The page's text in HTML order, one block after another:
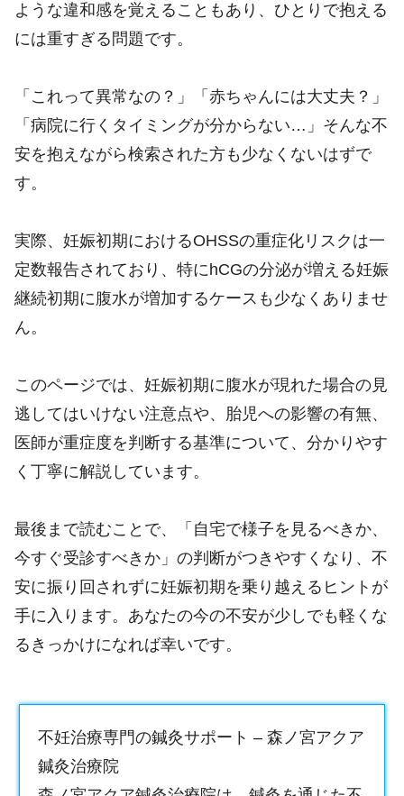
ような違和感を覚えることもあり、ひとりで抱える
には重すぎる問題です。
「これって異常なの？」「赤ちゃんには大丈夫？」
「病院に行くタイミングが分からない…」そんな不
安を抱えながら検索された方も少なくないはずで
す。
実際、妊娠初期におけるOHSSの重症化リスクは一
定数報告されており、特にhCGの分泌が増える妊娠
継続初期に腹水が増加するケースも少なくありませ
ん。
このページでは、妊娠初期に腹水が現れた場合の見
逃してはいけない注意点や、胎児への影響の有無、
医師が重症度を判断する基準について、分かりやす
く丁寧に解説しています。
最後まで読むことで、「自宅で様子を見るべきか、
今すぐ受診すべきか」の判断がつきやすくなり、不
安に振り回されずに妊娠初期を乗り越えるヒントが
手に入ります。あなたの今の不安が少しでも軽くな
るきっかけになれば幸いです。
不妊治療専門の鍼灸サポート – 森ノ宮アクア
鍼灸治療院